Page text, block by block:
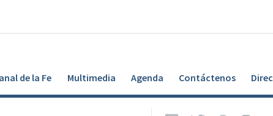
de la Fe Multimedia Agenda Contáctenos